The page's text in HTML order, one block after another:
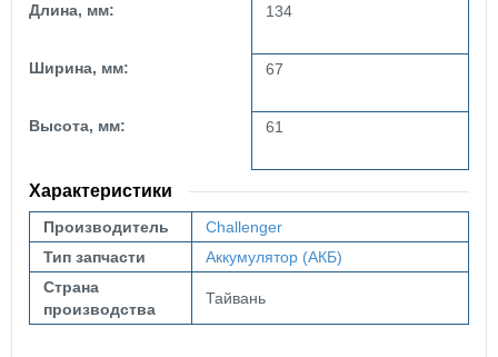
Длина, мм: 134
Ширина, мм: 67
Высота, мм: 61
Характеристики
Производитель
Challenger
Тип запчасти
Аккумулятор (АКБ)
Страна
производства
Тайвань